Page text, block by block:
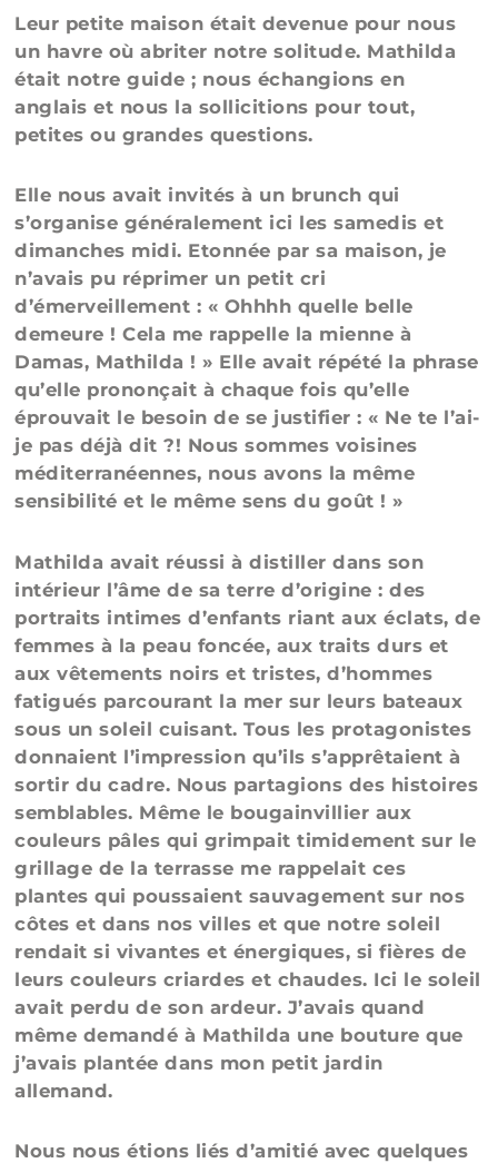
Leur petite maison était devenue pour nous
un havre où abriter notre solitude. Mathilda
était notre guide ; nous échangions en
anglais et nous la sollicitions pour tout,
petites ou grandes questions.
Elle nous avait invités à un brunch qui
s’organise généralement ici les samedis et
dimanches midi. Etonnée par sa maison, je
n’avais pu réprimer un petit cri
d’émerveillement : « Ohhhh quelle belle
demeure ! Cela me rappelle la mienne à
Damas, Mathilda ! » Elle avait répété la phrase
qu’elle prononçait à chaque fois qu’elle
éprouvait le besoin de se justifier : « Ne te l’ai-
je pas déjà dit ?! Nous sommes voisines
méditerranéennes, nous avons la même
sensibilité et le même sens du goût ! »
Mathilda avait réussi à distiller dans son
intérieur l’âme de sa terre d’origine : des
portraits intimes d’enfants riant aux éclats, de
femmes à la peau foncée, aux traits durs et
aux vêtements noirs et tristes, d’hommes
fatigués parcourant la mer sur leurs bateaux
sous un soleil cuisant. Tous les protagonistes
donnaient l’impression qu’ils s’apprêtaient à
sortir du cadre. Nous partagions des histoires
semblables. Même le bougainvillier aux
couleurs pâles qui grimpait timidement sur le
grillage de la terrasse me rappelait ces
plantes qui poussaient sauvagement sur nos
côtes et dans nos villes et que notre soleil
rendait si vivantes et énergiques, si fières de
leurs couleurs criardes et chaudes. Ici le soleil
avait perdu de son ardeur. J’avais quand
même demandé à Mathilda une bouture que
j’avais plantée dans mon petit jardin
allemand.
Nous nous étions liés d’amitié avec quelques